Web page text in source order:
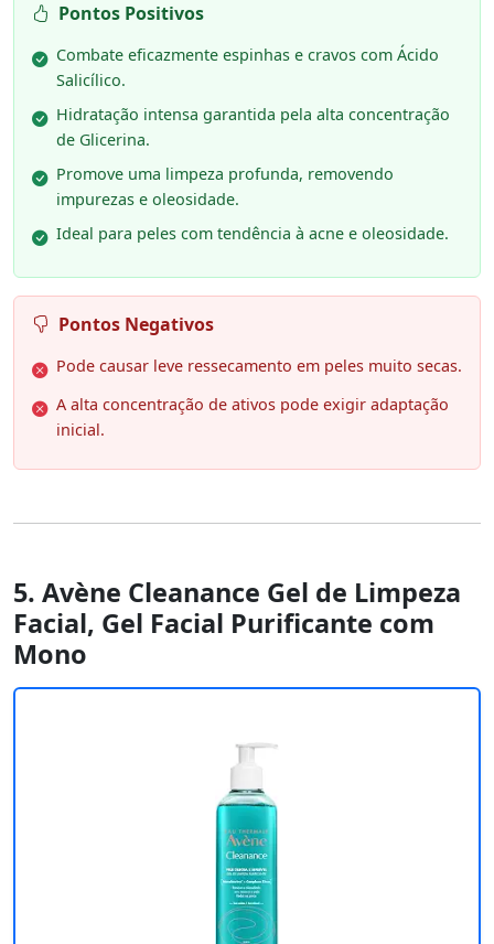
Pontos Positivos
Combate eficazmente espinhas e cravos com Ácido
Salicílico.
Hidratação intensa garantida pela alta concentração
de Glicerina.
Promove uma limpeza profunda, removendo
impurezas e oleosidade.
Ideal para peles com tendência à acne e oleosidade.
Pontos Negativos
Pode causar leve ressecamento em peles muito secas.
A alta concentração de ativos pode exigir adaptação
inicial.
5. Avène Cleanance Gel de Limpeza
Facial, Gel Facial Purificante com
Mono